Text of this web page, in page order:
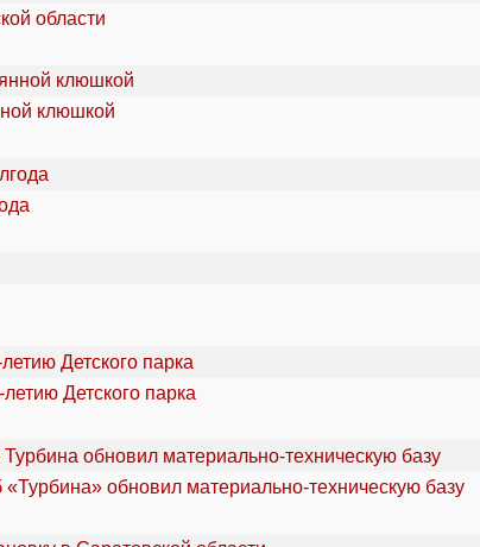
области
клюшкой
Детского парка
обновил материально-техническую базу